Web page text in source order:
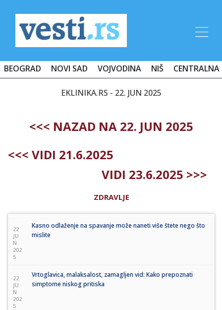
BEOGRAD NOVI SAD VOJVODINA NIŠ CENTRALNA
EKLINIKA.RS - 22. JUN 2025
<<< NAZAD NA 22. JUN 2025
<<< VIDI 21.6.2025
VIDI 23.6.2025 >>>
ZDRAVLJE
22
JU
N
202
5
Kasno odlaženje na spavanje može naneti više štete nego što
mislite
22
JU
N
202
5
Vrtoglavica, malaksalost, zamagljen vid: Kako prepoznati
simptome niskog pritiska